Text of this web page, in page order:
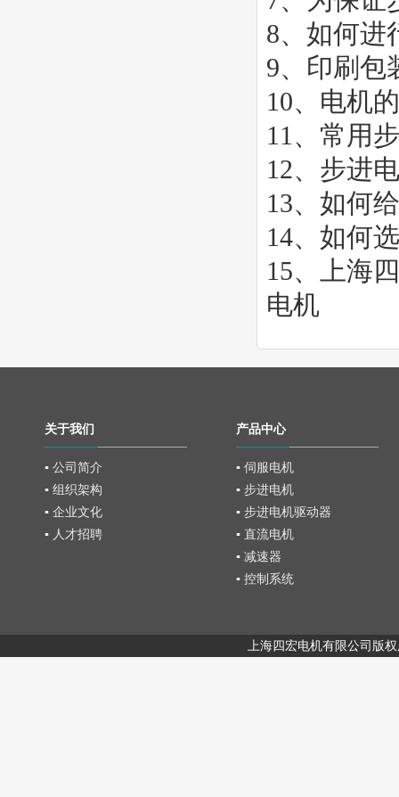
8、 如何进
9、 印刷包
10、 电机
11、 常用
12、 步进
13、 如何
14、 如何
15、
上海
电机
关于我们
▪ 公司简介
▪ 组织架构
▪ 企业文化
▪ 人才招聘
产品中心
▪ 伺服电机
▪ 步进电机
▪ 步进电机驱动器
▪ 直流电机
▪ 减速器
▪ 控制系统
上海四宏电机有限公司